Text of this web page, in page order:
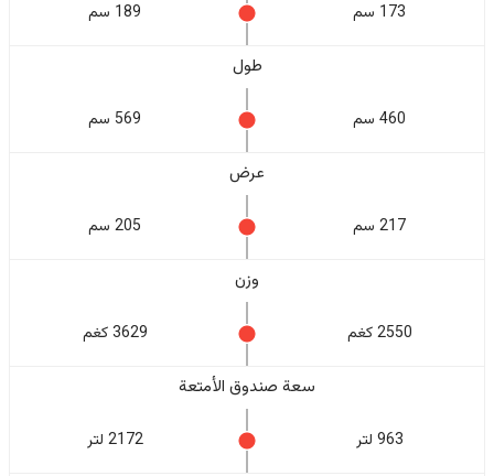
173 سم 189 سم
طول
460 سم 569 سم
عرض
217 سم 205 سم
وزن
2550 كغم 3629 كغم
سعة صندوق الأمتعة
963 لتر 2172 لتر